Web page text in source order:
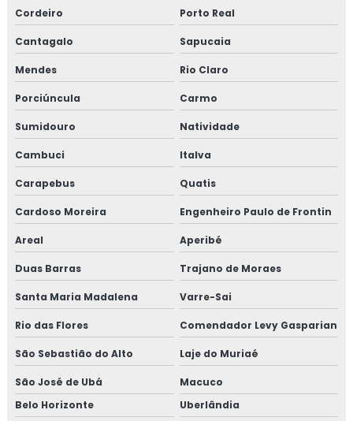
Isolamento térmico
Isolamento térmico alumínio
Isolamento térmico alumínio corrugado
Isolamento térmico com lã de vidro
Isolamento térmico container preço
Isolamento térmico de descargas
Isolamento térmico de dutos
Isolamento térmico de dutos preço
Isolamento térmico de dutos valor
Isolamento térmico de turbinas
Isolamento térmico em fibra cerâmica
Cordeiro Porto Real
Cantagalo Sapucaia
Mendes Rio Claro
Porciúncula Carmo
Sumidouro Natividade
Cambuci Italva
Carapebus Quatis
Cardoso Moreira Engenheiro Paulo de Frontin
Areal Aperibé
Duas Barras Trajano de Moraes
Santa Maria Madalena Varre-Sai
Rio das Flores Comendador Levy Gasparian
São Sebastião do Alto Laje do Muriaé
São José de Ubá
Macuco
Belo Horizonte
Uberlândia